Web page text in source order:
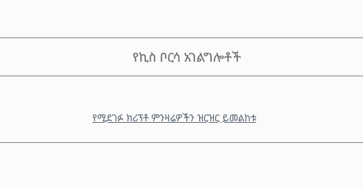
የኪስ ቦርሳ አገልግሎቶች
የሚደገፉ ክሪፕቶ ምንዛሬዎችን ዝርዝር ይመልከቱ